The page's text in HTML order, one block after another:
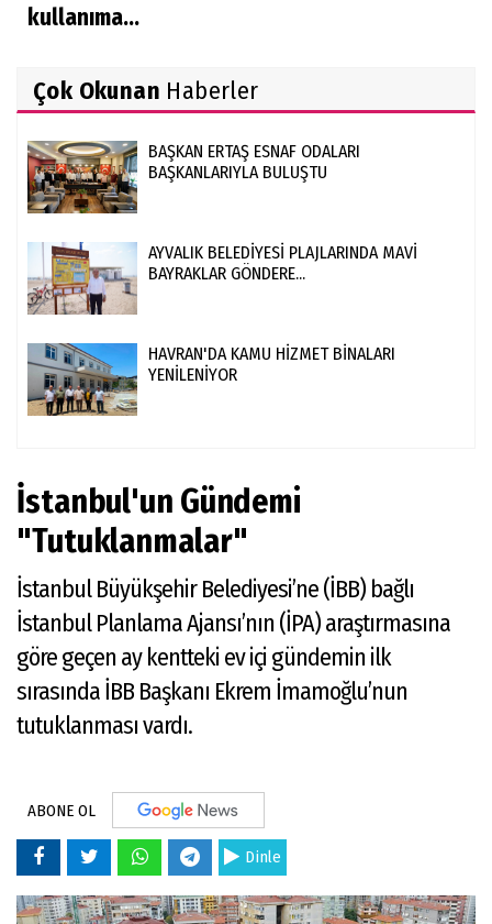
kullanıma...
Çok Okunan Haberler
BAŞKAN ERTAŞ ESNAF ODALARI
BAŞKANLARIYLA BULUŞTU
AYVALIK BELEDİYESİ PLAJLARINDA MAVİ
BAYRAKLAR GÖNDERE...
HAVRAN'DA KAMU HİZMET BİNALARI
YENİLENİYOR
İstanbul'un Gündemi
"Tutuklanmalar"
İstanbul Büyükşehir Belediyesi’ne (İBB) bağlı
İstanbul Planlama Ajansı’nın (İPA) araştırmasına
göre geçen ay kentteki ev içi gündemin ilk
sırasında İBB Başkanı Ekrem İmamoğlu’nun
tutuklanması vardı.
ABONE OL
Dinle